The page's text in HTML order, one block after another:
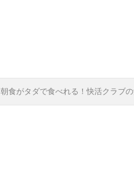
朝食がタダで食べれる！快活クラブ